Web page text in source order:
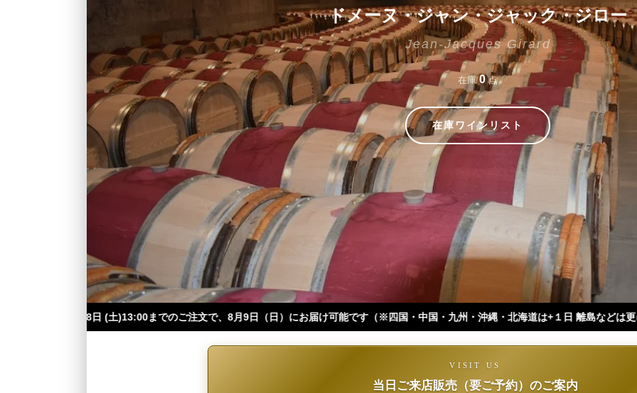
ドメーヌ・ジャン・ジャック・ジロー
Jean-Jacques Girard
在庫0点
在庫ワインリスト
ご注文で、8月9日（日）にお届け可能です（※四国・中国・九州・沖縄・北海道は+１日 離島などは更に+ となります。）
VISIT US
当日ご来店販売（要ご予約）のご案内